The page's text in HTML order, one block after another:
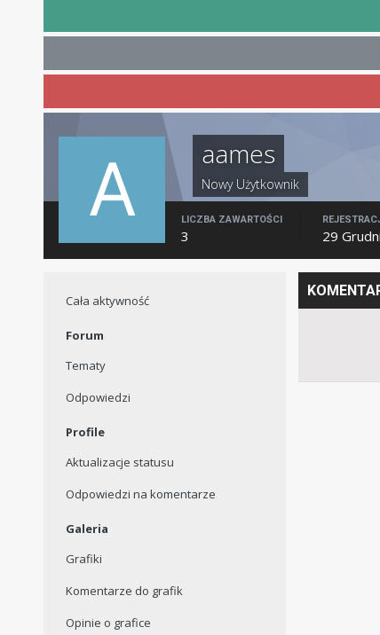
aames
Nowy Użytkownik
LICZBA ZAWARTOŚCI
3 29
Cała aktywność
Forum
Tematy
Odpowiedzi
Profile
Aktualizacje statusu
Odpowiedzi na komentarze
Galeria
Grafiki
Komentarze do grafik
Opinie o grafice